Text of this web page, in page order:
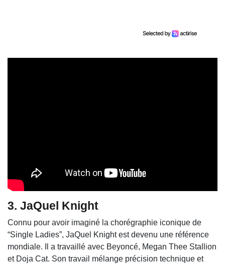
3. JaQuel Knight
Connu pour avoir imaginé la chorégraphie iconique de
“Single Ladies”, JaQuel Knight est devenu une référence
mondiale. Il a travaillé avec Beyoncé, Megan Thee Stallion
et Doja Cat. Son travail mélange précision technique et